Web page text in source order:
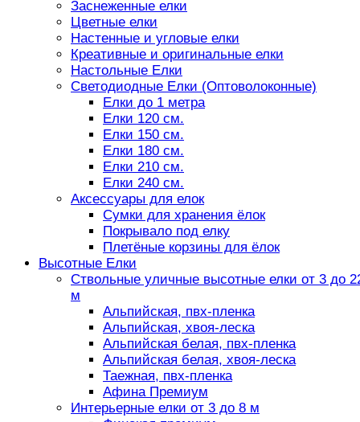
Заснеженные елки
Цветные елки
Настенные и угловые елки
Креативные и оригинальные елки
Настольные Елки
Светодиодные Елки (Оптоволоконные)
Елки до 1 метра
Елки 120 см.
Елки 150 см.
Елки 180 см.
Елки 210 см.
Елки 240 см.
Аксессуары для елок
Сумки для хранения ёлок
Покрывало под елку
Плетёные корзины для ёлок
Высотные Елки
Ствольные уличные высотные елки от 3 до
м
Альпийская, пвх-пленка
Альпийская, хвоя-леска
Альпийская белая, пвх-пленка
Альпийская белая, хвоя-леска
Таежная, пвх-пленка
Афина Премиум
Интерьерные елки от 3 до 8 м